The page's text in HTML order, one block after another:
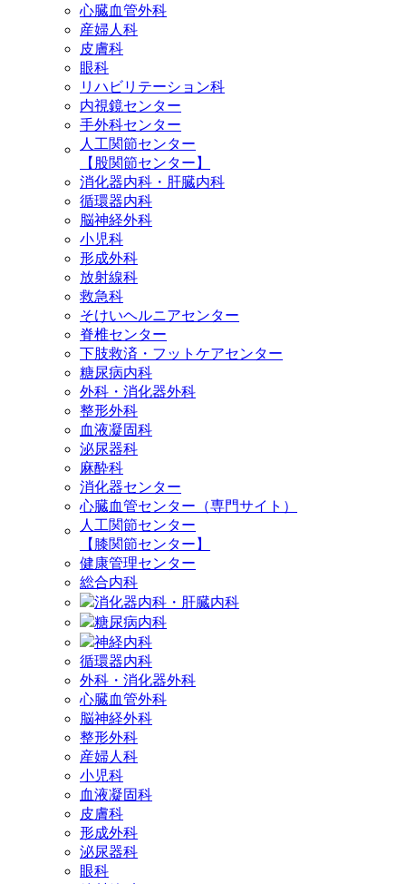
心臓血管外科
産婦人科
皮膚科
眼科
リハビリテーション科
内視鏡センター
手外科センター
人工関節センター
【股関節センター】
消化器内科・肝臓内科
循環器内科
脳神経外科
小児科
形成外科
放射線科
救急科
そけいヘルニアセンター
脊椎センター
下肢救済・フットケアセンター
糖尿病内科
外科・消化器外科
整形外科
血液凝固科
泌尿器科
麻酔科
消化器センター
心臓血管センター（専門サイト）
人工関節センター
【膝関節センター】
健康管理センター
総合内科
消化器内科・肝臓内科
糖尿病内科
神経内科
循環器内科
外科・消化器外科
心臓血管外科
脳神経外科
整形外科
産婦人科
小児科
血液凝固科
皮膚科
形成外科
泌尿器科
眼科